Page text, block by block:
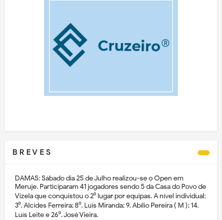
B R E V E S
DAMAS: Sábado dia 25 de Julho realizou-se o Open em
Meruje. Participaram 41 jogadores sendo 5 da Casa do Povo de
Vizela que conquistou o 2⁰ lugar por equipas. A nível individual:
3⁰. Alcides Ferreira; 8⁰. Luís Miranda; 9. Abílio Pereira ( M ); 14.
Luís Leite e 26⁰. José Vieira.